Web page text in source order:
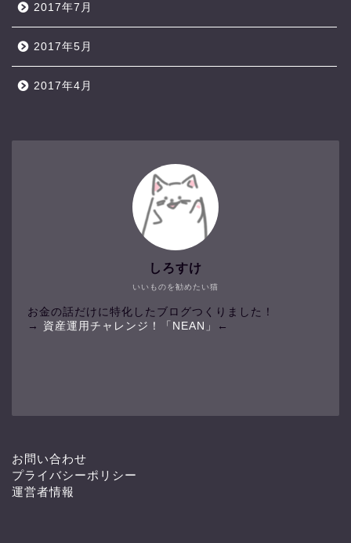
2017年7月
2017年5月
2017年4月
いいものを勧めたい猫
しろすけ
お金の話だけに特化したブログつくりました！
→ 資産運用チャレンジ！「NEAN」 ←
お問い合わせ
プライバシーポリシー
運営者情報